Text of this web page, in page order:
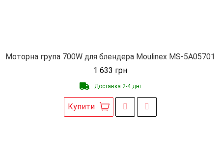
Моторна група 700W для блендера Moulinex MS-5A05701
1 633 грн
Доставка 2-4 дні
Купити